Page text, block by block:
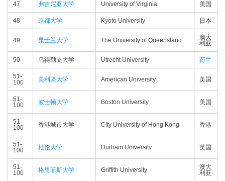
47 弗吉尼亚大学 University of Virginia 美国
48 京都大学 Kyoto University 日本
49 昆士兰大学 The University of Queensland
澳大
利亚
50 乌得勒支大学 Utrecht University 荷兰
51-
100
美利坚大学 American University 美国
51-
100
波士顿大学 Boston University 美国
51-
100
香港城市大学 City University of Hong Kong 香港
51-
100
杜伦大学 Durham University 英国
51-
100
格里菲斯大学 Griffith University
澳大
利亚